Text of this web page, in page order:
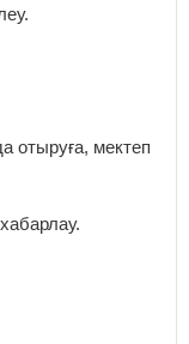
отыруға, мектеп